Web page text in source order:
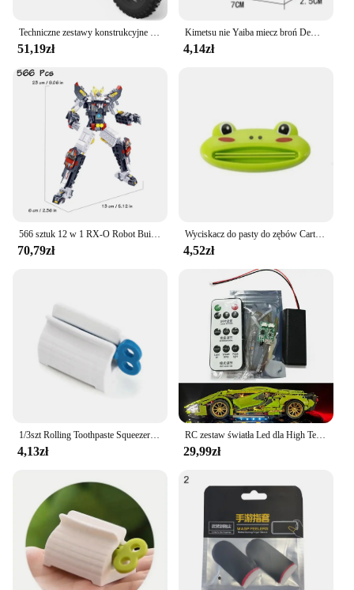
51,19zł
Kimetsu nie Yaiba miecz broń Demon Slayer Satoman Tanjiro Cosplay miecz 1:1 Anime Ninja nóż drewno 25cm Katana Prop
4,14zł
70,79zł
Wyciskacz do pasty do zębów Cartoon Animal Tube do pielęgnacji jamy ustnej Kosmetyki Rolling Squeezing Dispenser Facial Cleanser Press Uchwyt na pastę do zębów
4,52zł
1/3szt Rolling Toothpaste Squeezer Lazy Man Shampoo Ręczny klips do pasty do zębów Ręczna pasta do zębów Wszechstronny wyciskacz do czyszczenia twarzy
4,13zł
RC zestaw światła Led dla High Tech samochodowe klocki budowlane 1:14 Super prędkość sporty wyścigowe pojazd DIY lampy klocki zabawki (nie obejmują samochodu)
29,99zł